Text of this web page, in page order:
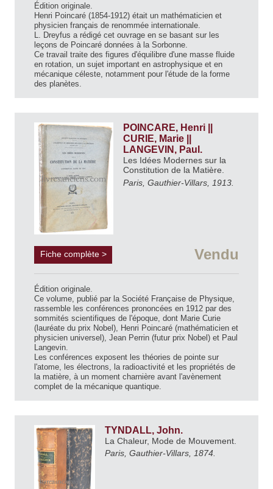
Édition originale.
Henri Poincaré (1854-1912) était un mathématicien et
physicien français de renommée internationale.
L. Dreyfus a rédigé cet ouvrage en se basant sur les
leçons de Poincaré données à la Sorbonne.
Ce travail traite des figures d'équilibre d'une masse fluide
en rotation, un sujet important en astrophysique et en
mécanique céleste, notamment pour l'étude de la forme
des planètes.
POINCARE, Henri ||
CURIE, Marie ||
LANGEVIN, Paul.
Les Idées Modernes sur la
Constitution de la Matière.
Paris, Gauthier-Villars, 1913.
Fiche complète > Vendu
Édition originale.
Ce volume, publié par la Société Française de Physique,
rassemble les conférences prononcées en 1912 par des
sommités scientifiques de l'époque, dont Marie Curie
(lauréate du prix Nobel), Henri Poincaré (mathématicien et
physicien universel), Jean Perrin (futur prix Nobel) et Paul
Langevin.
Les conférences exposent les théories de pointe sur
l'atome, les électrons, la radioactivité et les propriétés de
la matière, à un moment charnière avant l'avènement
complet de la mécanique quantique.
TYNDALL, John.
La Chaleur, Mode de Mouvement.
Paris, Gauthier-Villars, 1874.